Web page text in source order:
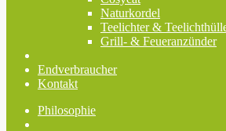
Naturkordel
Teelichter &
Grill- & Feueranzünder
Endverbraucher
Kontakt
Philosophie